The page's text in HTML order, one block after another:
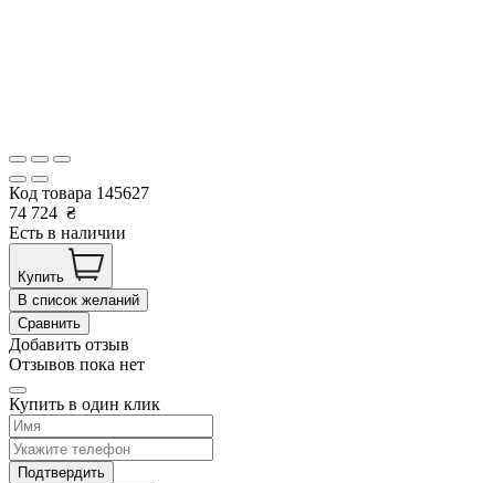
Код товара 145627
74 724 ₴
Есть в наличии
Купить
В список желаний
Сравнить
Добавить отзыв
Отзывов пока нет
Купить в один клик
Подтвердить